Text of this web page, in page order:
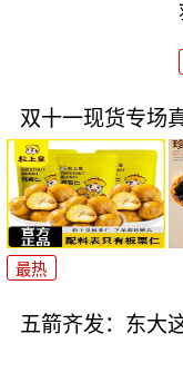
双十一现货专场
最热
五箭齐发：东大